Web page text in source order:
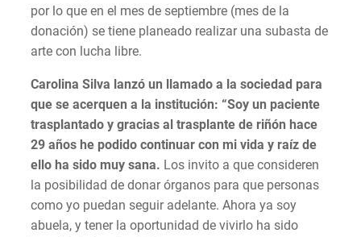
por lo que en el mes de septiembre (mes de la
donación) se tiene planeado realizar una subasta de
arte con lucha libre.
Carolina Silva lanzó un llamado a la sociedad para
que se acerquen a la institución: “Soy un paciente
trasplantado y gracias al trasplante de riñón hace
29 años he podido continuar con mi vida y raíz de
ello ha sido muy sana. Los invito a que consideren
la posibilidad de donar órganos para que personas
como yo puedan seguir adelante. Ahora ya soy
abuela, y tener la oportunidad de vivirlo ha sido